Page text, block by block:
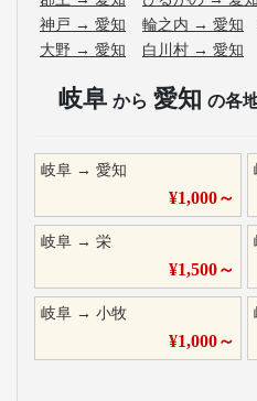
神戸 → 愛知 輪之内 → 愛知
大野 → 愛知 白川村 → 愛知
岐阜 から 愛知 の各
岐阜 → 愛知
¥1,000～
岐阜 → 栄
¥1,500～
岐阜 → 小牧
¥1,000～